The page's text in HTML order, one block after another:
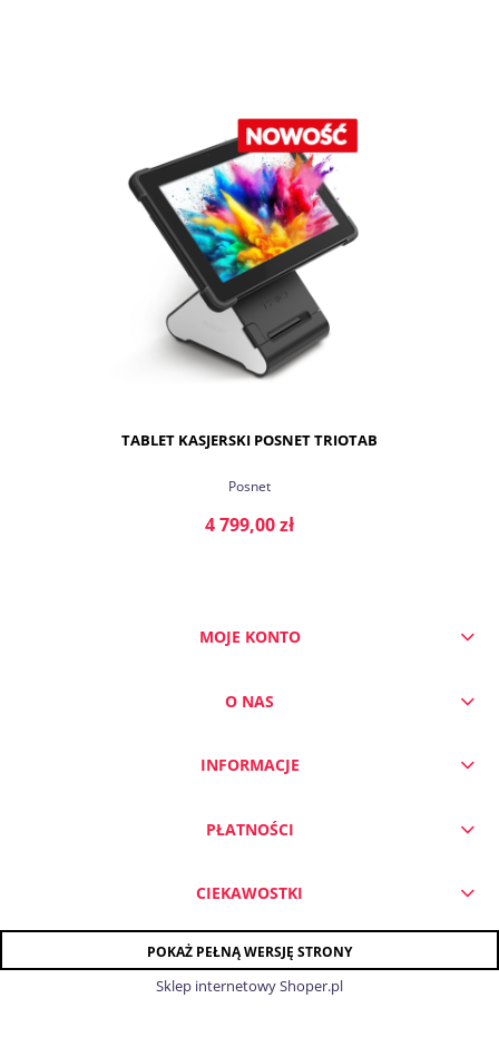
TABLET KASJERSKI POSNET TRIOTAB
Posnet
4 799,00 zł
MOJE KONTO
O NAS
INFORMACJE
PŁATNOŚCI
CIEKAWOSTKI
POKAŻ PEŁNĄ WERSJĘ STRONY
Sklep internetowy Shoper.pl